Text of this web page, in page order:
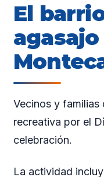
El
Vecinos y
recreativa por el
celebración.
La actividad